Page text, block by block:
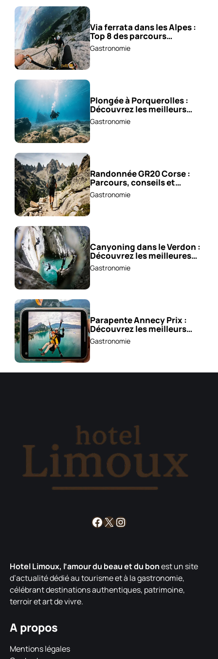
Via ferrata dans les Alpes :
Top 8 des parcours
sensationnels !
Gastronomie
Plongée à Porquerolles :
Découvrez les meilleurs
spots !
Gastronomie
Randonnée GR20 Corse :
Parcours, conseils et
astuces !
Gastronomie
Canyoning dans le Verdon :
Découvrez les meilleures
excursions !
Gastronomie
Parapente Annecy Prix :
Découvrez les meilleurs
vols à partir de 85 €!
Gastronomie
Facebook
X Instagram
Hotel Limoux, l’amour du beau et du bonest un site
d’actualité dédié au tourisme et à la gastronomie,
célébrant destinations authentiques, patrimoine,
terroir et art de vivre.
A propos
Mentions légales